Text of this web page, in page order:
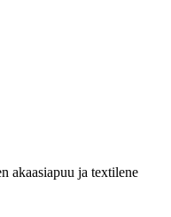
akaasiapuu ja textilene